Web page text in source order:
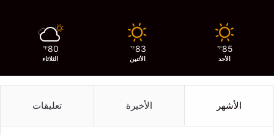
85
℉
الأحد
83
℉
الأثنين
80
℉
الثلاثاء
الأشهر الأخيرة تعليقات